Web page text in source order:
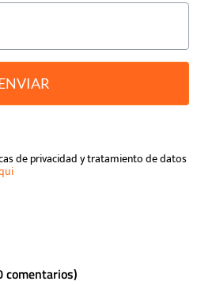
de privacidad y tratamiento de datos
comentarios)